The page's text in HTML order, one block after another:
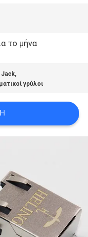
το μήνα
Jack,
γρύλοι